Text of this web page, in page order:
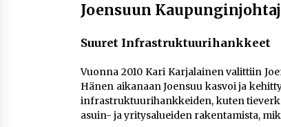
Joensuun
Suuret Infrastruktuurihankkeet
Vuonna 2010 Kari Karjalainen valittiin
Hänen aikanaan Joensuu kasvoi ja
infrastruktuurihankkeiden, kuten
asuin- ja yritysalueiden rakentamista,